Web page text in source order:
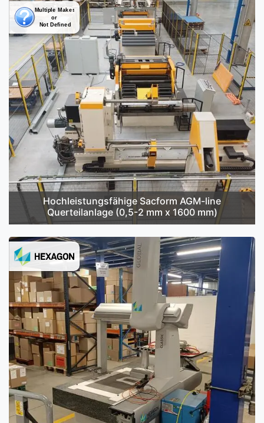
Hochleistungsfähige Sacform AGM-line
Querteilanlage (0,5-2 mm x 1600 mm)